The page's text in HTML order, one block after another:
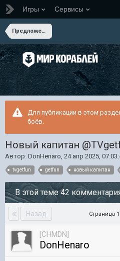
Игры Сервисы
Предложения по игре
Для публикации в этом
боёв.
Новый капитан
Автор: DonHenaro, 24 апр 2025,
tvgetfun getfun новый капитан
В этой теме 42
Назад Страница
[CHMDN]
DonHenaro